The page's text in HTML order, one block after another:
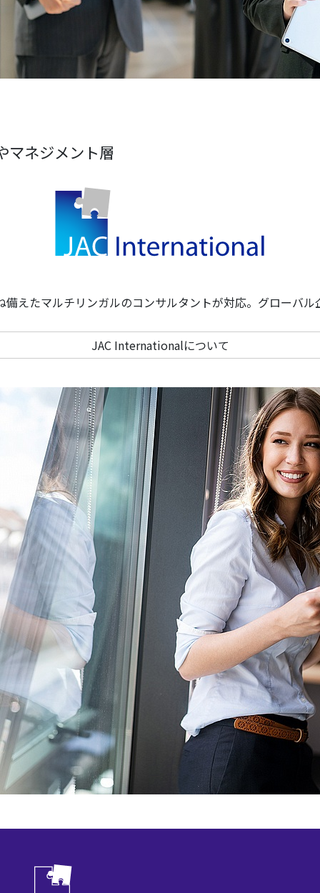
マネジメント層
えたマルチリンガルのコンサルタントが対応。グローバ
JAC Internationalについて